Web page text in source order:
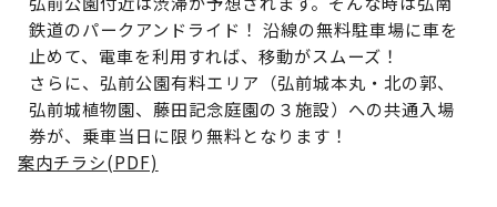
鉄道のパークアンドライド！ 沿線の無料駐車場に車を
止めて、電車を利用すれば、移動がスムーズ！
さらに、弘前公園有料エリア（弘前城本丸・北の郭、
弘前城植物園、藤田記念庭園の３施設）への共通入場
券が、乗車当日に限り無料となります！
案内チラシ(PDF)